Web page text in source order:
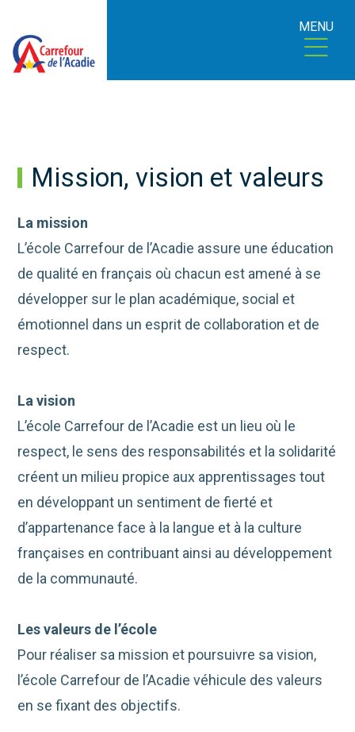
MENU
Mission, vision et valeurs
La mission
L’école Carrefour de l’Acadie assure une éducation
de qualité en français où chacun est amené à se
développer sur le plan académique, social et
émotionnel dans un esprit de collaboration et de
respect.
La vision
L’école Carrefour de l’Acadie est un lieu où le
respect, le sens des responsabilités et la solidarité
créent un milieu propice aux apprentissages tout
en développant un sentiment de fierté et
d’appartenance face à la langue et à la culture
françaises en contribuant ainsi au développement
de la communauté.
Les valeurs de l’école
Pour réaliser sa mission et poursuivre sa vision,
l’école Carrefour de l’Acadie véhicule des valeurs
en se fixant des objectifs.